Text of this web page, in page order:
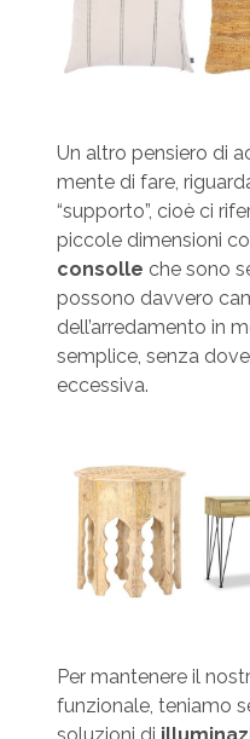
Un altro pensiero di
mente di fare,
“supporto”, cioè ci
piccole dimensioni
consolle che sono
possono davvero
dell’arredamento in
semplice, senza
eccessiva.
Per mantenere il
funzionale, teniamo